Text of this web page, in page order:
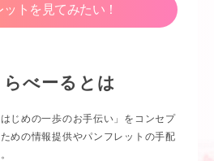
トを見てみたい！
らべーるとは
じめの一歩のお手伝い」をコンセプ
めの情報提供やパンフレットの手配